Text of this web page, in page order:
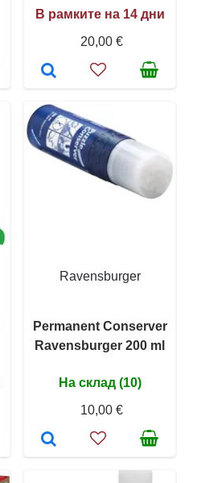
В рамките на 14 дни
20,00 €
Ravensburger
Permanent Conserver
Ravensburger 200 ml
На склад (10)
10,00 €